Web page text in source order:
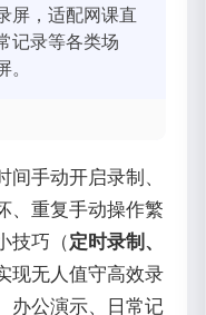
屏，适配网课直
记录等各类场
。
间手动开启录制、
、重复手动操作繁
技巧（定时录制、
现无人值守高效录
办公演示、日常记